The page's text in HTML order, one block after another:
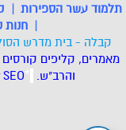
תלמוד עשר הספירות |
| חנות
קבלה - בית מדרש
מאמרים, קליפים
והרב"ש.
*
SEO